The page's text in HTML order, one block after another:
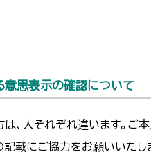
思表示の確認について
、人それぞれ違います。ご
載にご協力をお願いいたし